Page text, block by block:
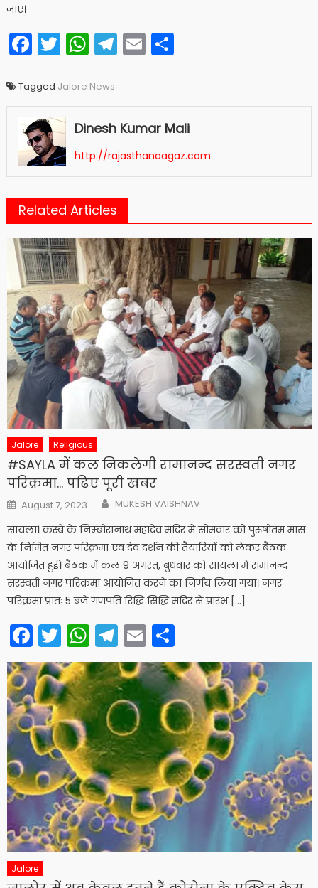
जाए।
Facebook
Twitter
WhatsApp
Telegram
EmailShare
Tagged Jalore News
Dinesh Kumar Mali
http://rajasthanaagaz.com
Related Articles
Jalore Religious
#SAYLA में कल निकलेगी रामानन्द सरस्वती नगर
परिक्रमा… पढिए पूरी खबर
Posted
on
August 7, 2023 Author
MUKESH VAISHNAV
सायला। कस्बे के निम्बोरानाथ महादेव मंदिर में सोमवार को पुरूषोतम मास
के निमित नगर परिक्रमा एवं देव दर्शन की तैयारियों को लेकर बैठक
आयोजित हुई। बैठक में कल 9 अगस्त, बुधवार को सायला में रामानन्द
सरस्वती नगर परिक्रमा आयोजित करने का निर्णय लिया गया। नगर
परिक्रमा प्रातः 5 बजे गणपति रिद्धि सिद्धि मंदिर से प्रारंभ […]
Facebook
Twitter
WhatsApp
Telegram
Email
Jalore